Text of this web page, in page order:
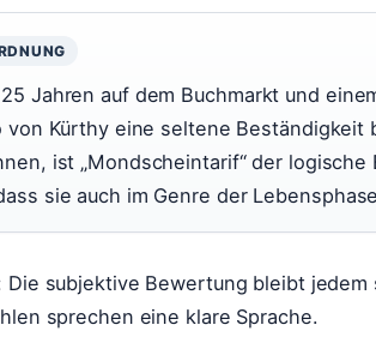
Jahren auf dem Buchmarkt und
von Kürthy eine seltene Beständigkeit
ist „Mondscheintarif“ der
sie auch im Genre der
Die subjektive Bewertung bleibt
sprechen eine klare Sprache.